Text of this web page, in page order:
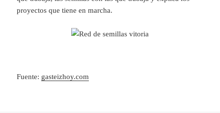
proyectos que tiene en marcha.
Fuente: gasteizhoy.com